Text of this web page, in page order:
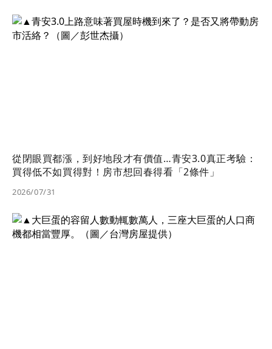
從閉眼買都漲，到好地段才有價值…青安3.0真正考驗：
買得低不如買得對！房市想回春得看「2條件」
2026/07/31